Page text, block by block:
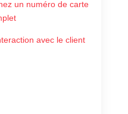
un numéro de carte
avec le client